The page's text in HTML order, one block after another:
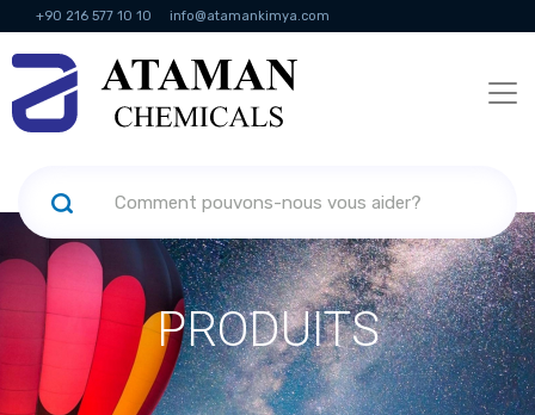
+90 216 577 10 10 info@atamankimya.com
KVKK Politikası Services de la société de l'information
humaines
PRODUITS